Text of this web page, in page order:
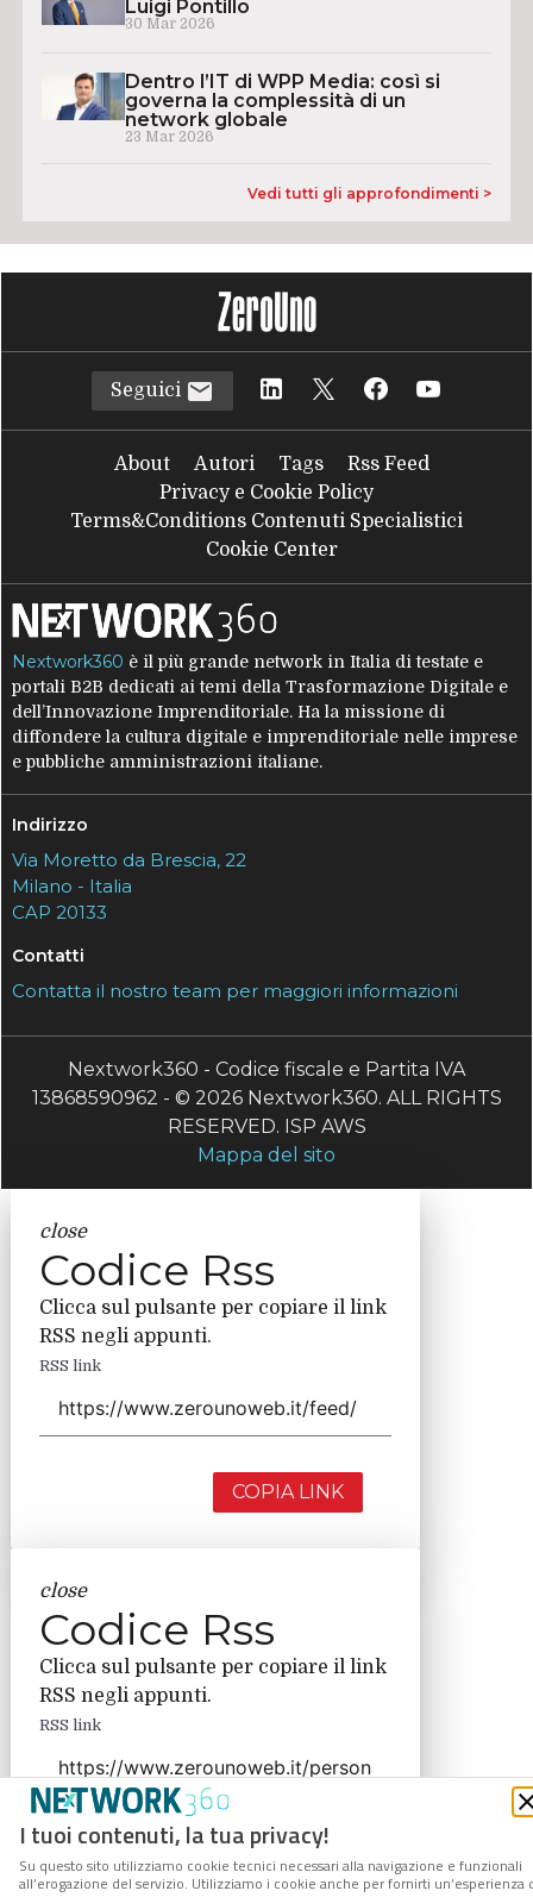
Luigi Pontillo
30 Mar 2026
Dentro l’IT di WPP Media: così si
governa la complessità di un
network globale
23 Mar 2026
Vedi tutti gli approfondimenti >
I tuoi contenuti, la tua privacy!
Su questo sito utilizziamo cookie tecnici necessari alla navigazione e funzionali
all’erogazione del servizio. Utilizziamo i cookie anche per fornirti un’esperienza
Seguici
About Autori Tags
Rss Feed
Privacy e Cookie Policy
Terms&Conditions Contenuti Specialistici
Cookie Center
Nextwork360 è il più grande network in Italia di testate e
portali B2B dedicati ai temi della Trasformazione Digitale e
dell’Innovazione Imprenditoriale. Ha la missione di
diffondere la cultura digitale e imprenditoriale nelle imprese
e pubbliche amministrazioni italiane.
Indirizzo
Via Moretto da Brescia, 22
Milano - Italia
CAP 20133
Contatti
Contatta il nostro team per maggiori informazioni
Nextwork360 - Codice fiscale e Partita IVA
13868590962 - © 2026 Nextwork360. ALL RIGHTS
RESERVED. ISP AWS
Mappa del sito
close
Codice Rss
Clicca sul pulsante per copiare il link
RSS negli appunti.
RSS link
COPIA LINK
close
Codice Rss
Clicca sul pulsante per copiare il link
RSS negli appunti.
RSS link
COPIA LINK